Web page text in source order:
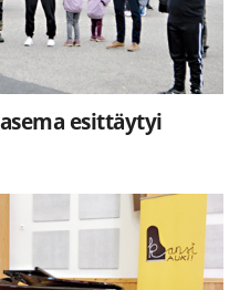
esittäytyi